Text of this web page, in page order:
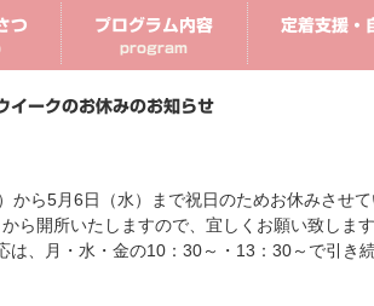
つ プログラム内容
program
定着支援・
イークのお休みのお知らせ
から5月6日（水）まで祝日のためお休みさせて
ら開所いたしますので、宜しくお願い致します
は、月・水・金の10：30～・13：30～で引き